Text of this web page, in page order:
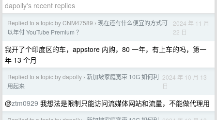
dapolly's recent replies
Replied to a topic by CNM47589 › 现在还有什么便宜的方式可
以年付 YouTube Premium ？
2024 年 11 月
22 日
我开了个印度区的车，appstore 内购，80 一年，有上车的吗，第一
年 13 个月
Replied to a topic by dapolly › 新加坡家庭宽带 10G 如何利
用起来
2024 年 10 月 13
日
@ztm0929 我想法是限制只能访问流媒体网站和流量，不能做代理用